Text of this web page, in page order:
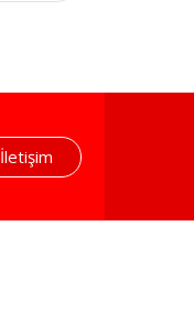
İletişim